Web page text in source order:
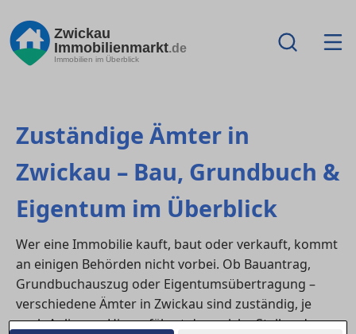
Zwickau
Immobilienmarkt.de
Immobilien im Überblick
Zuständige Ämter in
Zwickau – Bau, Grundbuch &
Eigentum im Überblick
Wer eine Immobilie kauft, baut oder verkauft, kommt
an einigen Behörden nicht vorbei. Ob Bauantrag,
Grundbuchauszug oder Eigentumsübertragung –
verschiedene Ämter in Zwickau sind zuständig, je
nach Anliegen. Hier erfährst du, welche Stellen du